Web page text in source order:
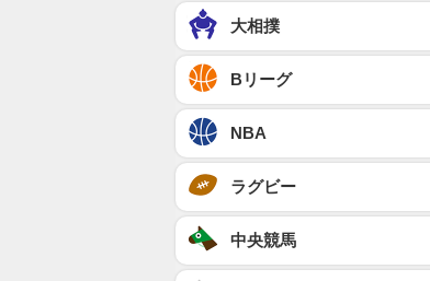
大相撲
Bリーグ
NBA
ラグビー
中央競馬